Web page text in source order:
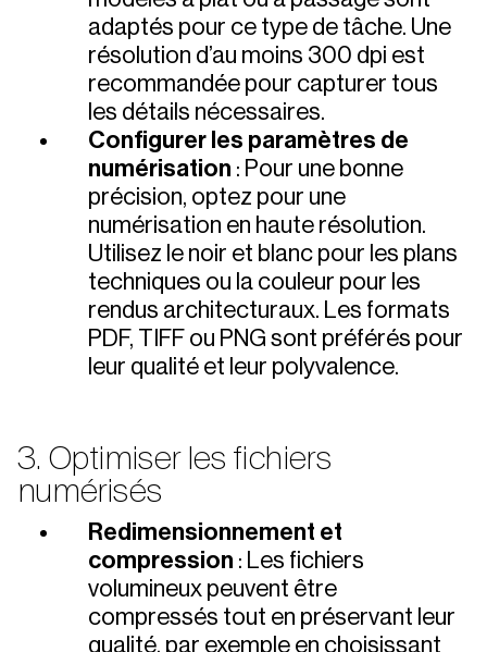
adaptés pour ce type de tâche. Une
résolution d’au moins 300 dpi est
recommandée pour capturer tous
les détails nécessaires.
Configurer les paramètres de
numérisation : Pour une bonne
précision, optez pour une
numérisation en haute résolution.
Utilisez le noir et blanc pour les plans
techniques ou la couleur pour les
rendus architecturaux. Les formats
PDF, TIFF ou PNG sont préférés pour
leur qualité et leur polyvalence.
3. Optimiser les fichiers
numérisés
Redimensionnement et
compression : Les fichiers
volumineux peuvent être
compressés tout en préservant leur
qualité, par exemple en choisissant